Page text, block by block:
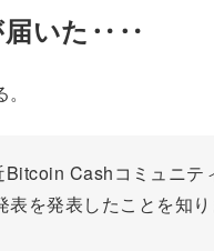
届いた‥‥
Cashコミュニテ
表を発表したことを知り